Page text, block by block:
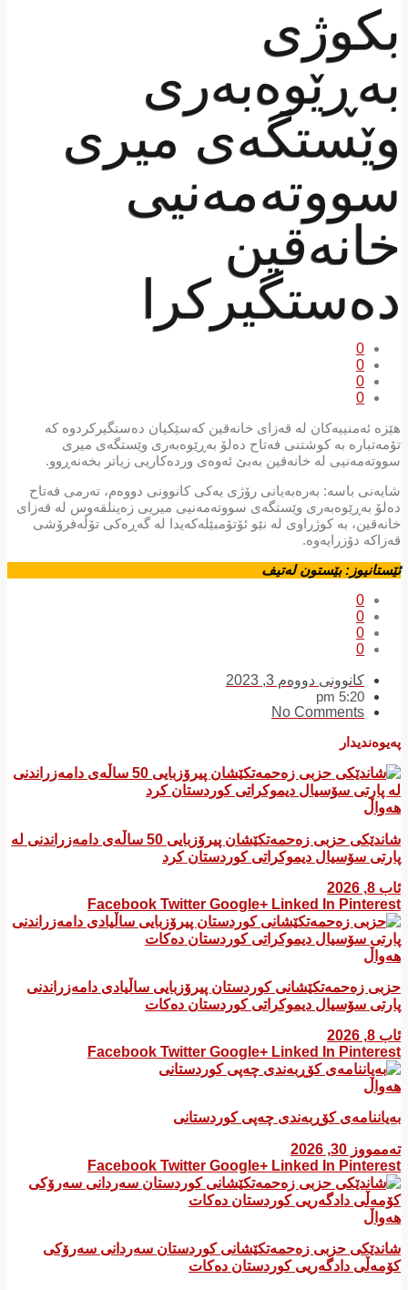
بكوژی
بەڕێوەبەری
وێستگەی میری
سووتەمەنیی
خانەقین
دەستگیركرا
0
0
0
0
هێزە ئەمنییەكان لە قەزای خانەقین كەسێكیان دەستگیركردوە كە
تۆمەتبارە بە كوشتنی فەتاح دەلۆ بەڕێوەبەری وێستگەی میری
سووتەمەنیی لە خانەقین بەبێ ئەوەی وردەكاریی زیاتر بخەنەڕوو.
شایەنی باسە: بەرەبەیانی رۆژی یەكی كانوونی دووەم، تەرمی فەتاح
دەلۆ بەڕێوەبەری وێستگەی سووتەمەنیی میریی زەینلقەوس لە قەزای
خانەقین، بە كوژراوی لە نێو ئۆتۆمبێلەكەیدا لە گەڕەكی تۆڵەفرۆشی
قەزاكە دۆزرایەوە.
ئێستانیوز: بێستون لەتیف
0
0
0
0
کانوونی دووەم 3, 2023
5:20 pm
No Comments
پەیوەندیدار
هەواڵ
شاندێکی حزبی زەحمەتکێشان پیرۆزبایی 50 ساڵەی دامەزراندنی لە
پارتی سۆسیال دیموکراتی کوردستان کرد
ئاب 8, 2026
Facebook Twitter Google+ Linked In Pinterest
هەواڵ
​حزبی زەحمەتکێشانی کوردستان پیرۆزبایی ساڵیادی دامەزراندنی
پارتی سۆسیال دیموکراتی کوردستان دەکات
ئاب 8, 2026
Facebook Twitter Google+ Linked In Pinterest
هەواڵ
بەیاننامەی کۆڕبەندی چەپی کوردستانی
تەممووز 30, 2026
Facebook Twitter Google+ Linked In Pinterest
هەواڵ
شاندێکی حزبی زەحمەتکێشانی کوردستان سەردانی سەرۆکی
کۆمەڵی دادگەریی کوردستان دەکات